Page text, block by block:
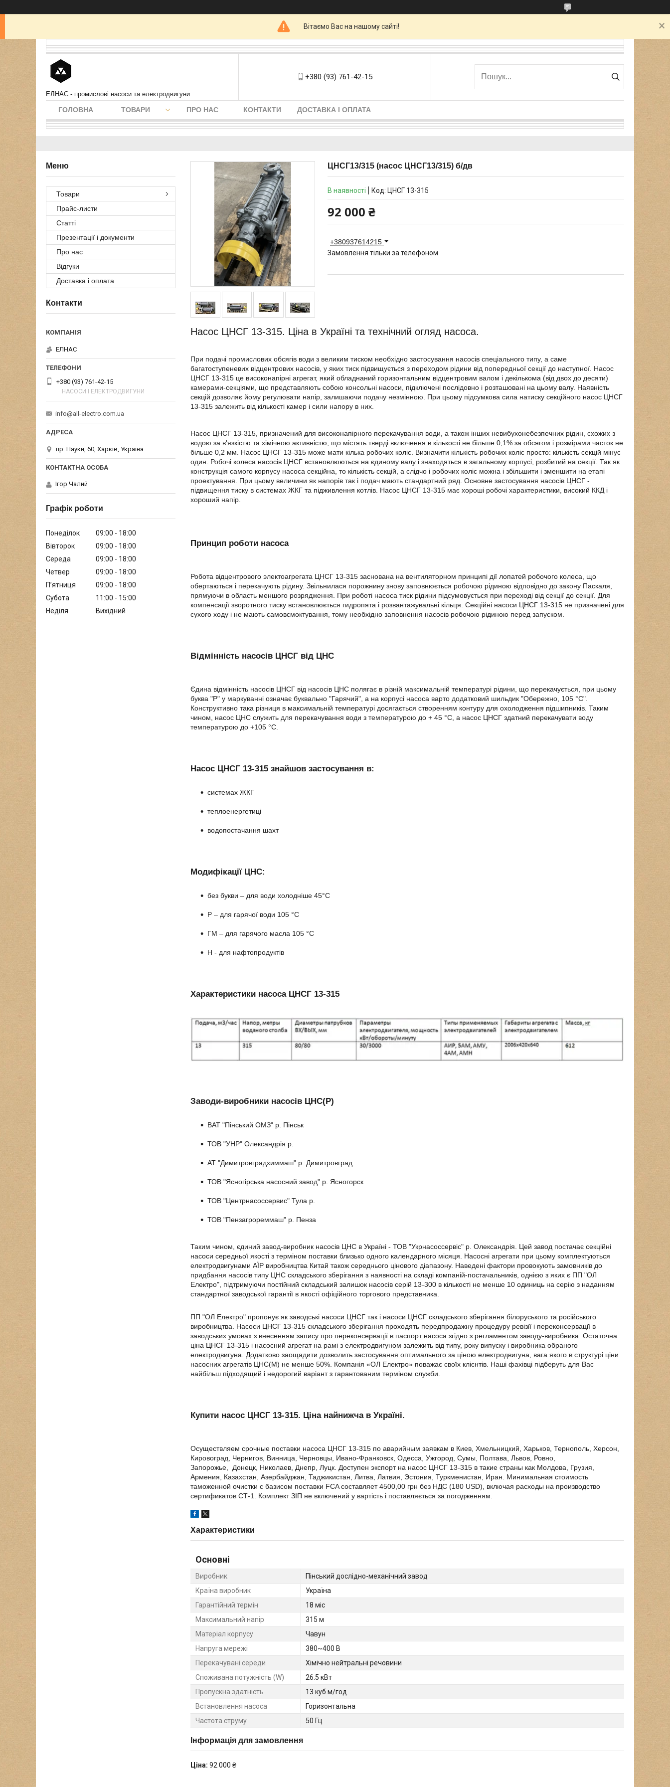
Вітаємо Вас на нашому сайті!
ЕЛНАС - промислові насоси та електродвигуни
+380 (93) 761-42-15
ГОЛОВНА ТОВАРИ ПРО НАС КОНТАКТИ ДОСТАВКА І ОПЛАТА
ЦНСГ13/315 (насос ЦНСГ13/315) б/дв
В наявності Код: ЦНСГ 13-315
92 000 ₴
+380937614215
Замовлення тільки за телефоном
Насос ЦНСГ 13-315. Ціна в Україні та технічний огляд насоса.
При подачі промислових обсягів води з великим тиском необхідно застосування насосів спеціального типу, а саме
багатоступеневих відцентрових насосів, у яких тиск підвищується з переходом рідини від попередньої секції до наступної. Насос
ЦНСГ 13-315 це високонапірні агрегат, який обладнаний горизонтальним відцентровим валом і декількома (від двох до десяти)
камерами-секціями, що представляють собою консольні насоси, підключені послідовно і розташовані на цьому валу. Наявність
секцій дозволяє йому регулювати напір, залишаючи подачу незмінною. При цьому підсумкова сила натиску секційного насос ЦНСГ
13-315 залежить від кількості камер і сили напору в них.
Насос ЦНСГ 13-315, призначений для високонапірного перекачування води, а також інших невибухонебезпечних рідин, схожих з
водою за в'язкістю та хімічною активністю, що містять тверді включення в кількості не більше 0,1% за обсягом і розмірами часток не
більше 0,2 мм. Насос ЦНСГ 13-315 може мати кілька робочих коліс. Визначити кількість робочих коліс просто: кількість секцій мінус
один. Робочі колеса насосів ЦНСГ встановлюються на єдиному валу і знаходяться в загальному корпусі, розбитий на секції. Так як
конструкція самого корпусу насоса секційна, то кількість секцій, а слідчо і робочих коліс можна і збільшити і зменшити на етапі
проектування. При цьому величини як напорів так і подач мають стандартний ряд. Основне застосування насосів ЦНСГ -
підвищення тиску в системах ЖКГ та підживлення котлів. Насос ЦНСГ 13-315 має хороші робочі характеристики, високий ККД і
хороший напір.
Принцип роботи насоса
Робота відцентрового электоагрегата ЦНСГ 13-315 заснована на вентиляторном принципі дії лопатей робочого колеса, що
обертаються і перекачують рідину. Звільнилася порожнину знову заповнюється робочою рідиною відповідно до закону Паскаля,
прямуючи в область меншого розрядження. При роботі насоса тиск рідини підсумовується при переході від секції до секції. Для
компенсації зворотного тиску встановлюється гидропята і розвантажувальні кільця. Секційні насоси ЦНСГ 13-315 не призначені для
сухого ходу і не мають самовсмоктування, тому необхідно заповнення насосів робочою рідиною перед запуском.
Відмінність насосів ЦНСГ від ЦНС
Єдина відмінність насосів ЦНСГ від насосів ЦНС полягає в різній максимальній температурі рідини, що перекачується, при цьому
буква "Р" у маркуванні означає буквально "Гарячий", а на корпусі насоса варто додатковий шильдик "Обережно, 105 °C".
Конструктивно така різниця в максимальній температурі досягається створенням контуру для охолодження підшипників. Таким
чином, насос ЦНС служить для перекачування води з температурою до + 45 °C, а насос ЦНСГ здатний перекачувати воду
температурою до +105 °C.
Насос ЦНСГ 13-315 знайшов застосування в:
системах ЖКГ
теплоенергетиці
водопостачання шахт
Модифікації ЦНС:
без букви – для води холодніше 45°C
Р – для гарячої води 105 °C
ГМ – для гарячого масла 105 °C
Н - для нафтопродуктів
Характеристики насоса ЦНСГ 13-315
Заводи-виробники насосів ЦНС(Р)
ВАТ "Пінський ОМЗ" р. Пінськ
ТОВ "УНР" Олександрія р.
АТ "Димитровградхиммаш" р. Димитровград
ТОВ "Ясногірська насосний завод" р. Ясногорск
ТОВ "Центрнасоссервис" Тула р.
ТОВ "Пензагрореммаш" р. Пенза
Таким чином, єдиний завод-виробник насосів ЦНС в Україні - ТОВ "Укрнасоссервіс" р. Олександрія. Цей завод постачає секційні
насоси середньої якості з терміном поставки близько одного календарного місяця. Насосні агрегати при цьому комплектуються
електродвигунами АЇР виробництва Китай також середнього цінового діапазону. Наведені фактори провокують замовників до
придбання насосів типу ЦНС складського зберігання з наявності на складі компаній-постачальників, однією з яких є ПП "ОЛ
Електро", підтримуючи постійний складський залишок насосів серій 13-300 в кількості не менше 10 одиниць на серію з наданням
стандартної заводської гарантії в якості офіційного торгового представника.
ПП "ОЛ Електро" пропонує як заводські насоси ЦНСГ так і насоси ЦНСГ складського зберігання білоруського та російського
виробництва. Насоси ЦНСГ 13-315 складського зберігання проходять передпродажну процедуру ревізії і переконсервації в
заводських умовах з внесенням запису про переконсервації в паспорт насоса згідно з регламентом заводу-виробника. Остаточна
ціна ЦНСГ 13-315 і насосний агрегат на рамі з електродвигуном залежить від типу, року випуску і виробника обраного
електродвигуна. Додатково заощадити дозволить застосування оптимального за ціною електродвигуна, вага якого в структурі ціни
насосних агрегатів ЦНС(М) не менше 50%. Компанія «ОЛ Електро» поважає своїх клієнтів. Наші фахівці підберуть для Вас
найбільш підходящий і недорогий варіант з гарантованим терміном служби.
Купити насос ЦНСГ 13-315. Ціна найнижча в Україні.
Осуществляем срочные поставки насоса ЦНСГ 13-315 по аварийным заявкам в Киев, Хмельницкий, Харьков, Тернополь, Херсон,
Кировоград, Чернигов, Винница, Черновцы, Ивано-Франковск, Одесса, Ужгород, Сумы, Полтава, Львов, Ровно,
Запорожье, Донецк, Николаев, Днепр, Луцк. Доступен экспорт на насос ЦНСГ 13-315 в такие страны как Молдова, Грузия,
Армения, Казахстан, Азербайджан, Таджикистан, Литва, Латвия, Эстония, Туркменистан, Иран. Минимальная стоимость
таможенной очистки с базисом поставки FCA составляет 4500,00 грн без НДС (180 USD), включая расходы на производство
сертификатов СТ-1. Комплект ЗІП не включений у вартість і поставляється за погодженням.
Характеристики
Основні
Виробник
Пінський дослідно-механічний завод
Країна виробник
Україна
Гарантійний термін
18 міс
Максимальний напір
315 м
Матеріал корпусу
Чавун
Напруга мережі
380~400 В
Перекачувані середи
Хімічно нейтральні речовини
Споживана потужність (W)
26.5 кВт
Пропускна здатність
13 куб.м/год
Встановлення насоса
Горизонтальна
Частота струму
50 Гц
Інформація для замовлення
Ціна: 92 000 ₴
Товари
Прайс-листи
Статті
Презентації і документи
Про нас
Відгуки
Доставка і оплата
Контакти
ЕЛНАС
+380 (93) 761-42-15
НАСОСИ І ЕЛЕКТРОДВИГУНИ
info@all-electro.com.ua
пр. Науки, 60, Харків, Україна
Ігор Чалий
Графік роботи
Понеділок 09:00
18:00
Вівторок
09:00
18:00
Середа
09:00
18:00
Четвер
09:00
18:00
Пʼятниця
09:00
18:00
Субота
11:00
15:00
Неділя
Вихідний